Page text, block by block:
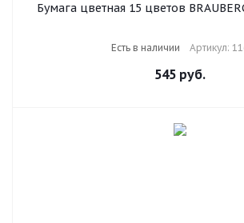
Бумага цветная 15 цветов
Есть в наличии Артикул:
545 руб.